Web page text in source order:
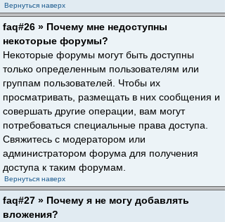
Вернуться наверх
faq#26 » Почему мне недоступны
некоторые форумы?
Некоторые форумы могут быть доступны
только определенным пользователям или
группам пользователей. Чтобы их
просматривать, размещать в них сообщения и
совершать другие операции, вам могут
потребоваться специальные права доступа.
Свяжитесь с модератором или
администратором форума для получения
доступа к таким форумам.
Вернуться наверх
faq#27 » Почему я не могу добавлять
вложения?